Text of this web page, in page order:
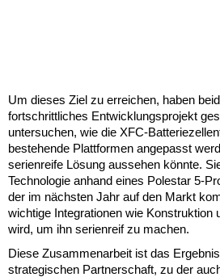
Um dieses Ziel zu erreichen, haben
fortschrittliches Entwicklungsprojekt
untersuchen, wie die XFC-
bestehende Plattformen angepasst
serienreife Lösung aussehen könnte.
Technologie anhand eines Polestar 5-
der im nächsten Jahr auf den Markt
wichtige Integrationen wie Konstruktion
wird, um ihn serienreif zu machen.
Diese Zusammenarbeit ist das
strategischen Partnerschaft, zu der